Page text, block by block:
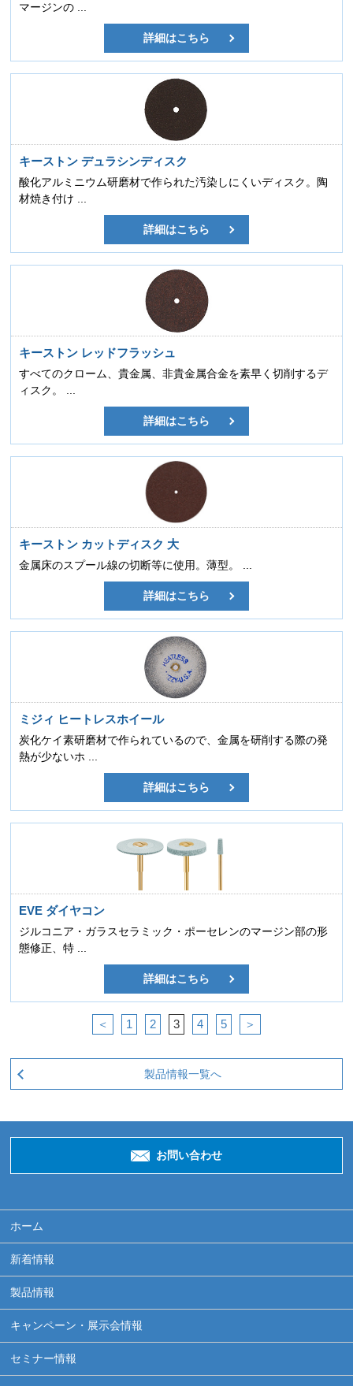
マージンの ...
詳細はこちら
キーストン デュラシンディスク
酸化アルミニウム研磨材で作られた汚染しにくいディスク。陶
材焼き付け ...
詳細はこちら
キーストン レッドフラッシュ
すべてのクローム、貴金属、非貴金属合金を素早く切削するデ
ィスク。 ...
詳細はこちら
キーストン カットディスク 大
金属床のスプール線の切断等に使用。薄型。 ...
詳細はこちら
ミジィ ヒートレスホイール
炭化ケイ素研磨材で作られているので、金属を研削する際の発
熱が少ないホ ...
詳細はこちら
EVE ダイヤコン
ジルコニア・ガラスセラミック・ポーセレンのマージン部の形
態修正、特 ...
詳細はこちら
＜ 1 2 3 4 5 ＞
製品情報一覧へ
お問い合わせ
ホーム
新着情報
製品情報
キャンペーン・展示会情報
セミナー情報